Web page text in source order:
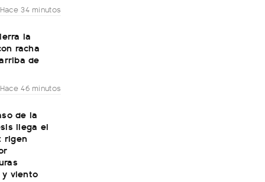
Hace 34 minutos
la
racha
de
Hace 46 minutos
de la
llega el
rigen
viento